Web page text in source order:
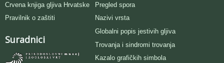
Crvena knjiga gljiva Hrvatske
Pravilnik o zaštiti
Suradnici
Pregled spora
Nazivi vrsta
Globalni popis jestivih gljiva
Trovanja i sindromi trovanja
Kazalo grafičkih simbola